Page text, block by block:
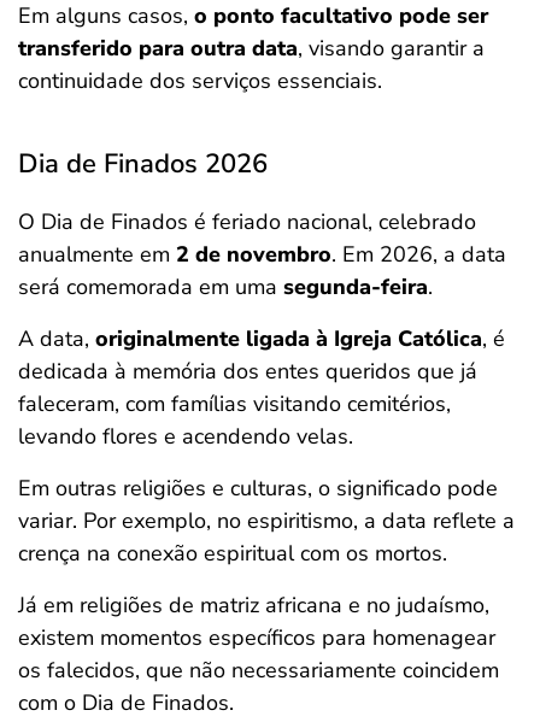
Em alguns casos, o ponto facultativo pode ser
transferido para outra data, visando garantir a
continuidade dos serviços essenciais.
Dia de Finados 2026
O Dia de Finados é feriado nacional, celebrado
anualmente em 2 de novembro. Em 2026, a data
será comemorada em uma segunda-feira.
A data, originalmente ligada à Igreja Católica, é
dedicada à memória dos entes queridos que já
faleceram, com famílias visitando cemitérios,
levando flores e acendendo velas.
Em outras religiões e culturas, o significado pode
variar. Por exemplo, no espiritismo, a data reflete a
crença na conexão espiritual com os mortos.
Já em religiões de matriz africana e no judaísmo,
existem momentos específicos para homenagear
os falecidos, que não necessariamente coincidem
com o Dia de Finados.